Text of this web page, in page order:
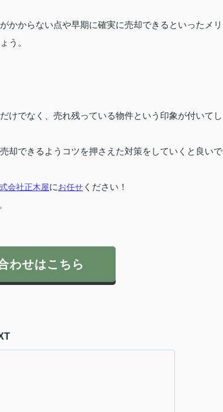
かからない点や早期に確実に売却できるといったメリ
う。
けでなく、売れ残っている物件という印象が付いてし
却できるようコツを押さえた対策をしていくと良いで
会社正木屋にお任せ ください！
わせはこちら